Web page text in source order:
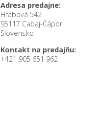
Adresa predajne:
Hrabová 542
95117 Cabaj-Čápor
Slovensko
Kontakt na predajňu:
+421 905 651 962